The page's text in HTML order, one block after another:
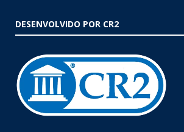
DESENVOLVIDO POR CR2